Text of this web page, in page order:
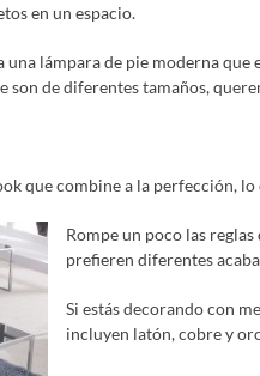
en un espacio.
una lámpara de pie moderna
son de diferentes tamaños,
que combine a la perfección,
Rompe un poco las
prefieren diferentes
Si estás decorando con
incluyen latón, cobre y